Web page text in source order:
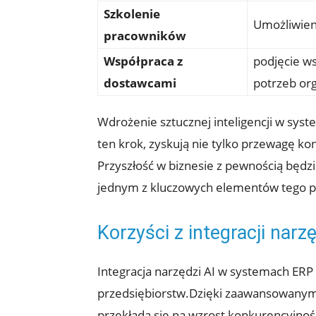
Szkolenie
pracowników
Współpraca z⁢
dostawcami
podjęcie
potrzeb
Wdrożenie‌ sztucznej inteligencji w
ten krok, ⁣zyskują nie tylko przewagę
Przyszłość⁤ w biznesie z ⁤pewnością
jednym z kluczowych elementów tego
Korzyści z integracji
Integracja narzędzi AI ⁢w ​systemach
przedsiębiorstw.Dzięki​